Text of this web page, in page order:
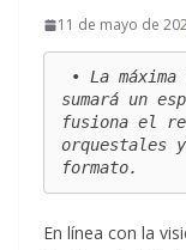
11 de mayo de
sumará un
fusiona el
orquestales
formato.
En línea con la